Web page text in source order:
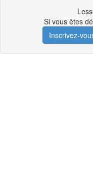
Si vous êtes
Inscrivez-